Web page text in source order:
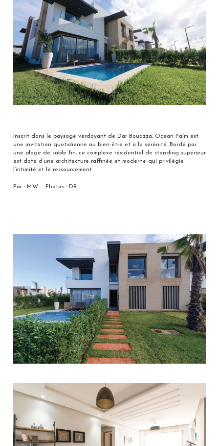
Inscrit dans le paysage verdoyant de Dar Bouazza, Ocean Palm est
une invitation quotidienne au bien-être et à la sérénité. Bordé par
une plage de sable fin, ce complexe résidentiel de standing supérieur
est doté d’une architecture raffinée et moderne qui privilégie
l’intimité et le ressourcement.
Par : M.W. – Photos : DR